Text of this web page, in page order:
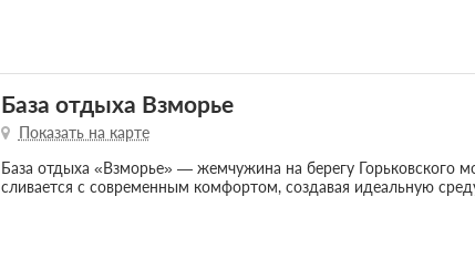
База отдыха Взморье
Показать на карте
База отдыха «Взморье» — жемчужина на берегу Горьковского
сливается с современным комфортом, создавая идеальную